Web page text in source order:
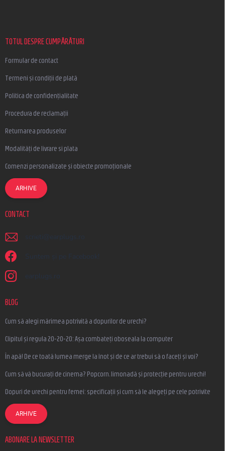
TOTUL DESPRE CUMPĂRĂTURI
Formular de contact
Termeni și condiții de plată
Politica de confidențialitate
Procedura de reclamații
Returnarea produselor
Modalități de livrare si plata
Comenzi personalizate și obiecte promoționale
ARHIVE
CONTACT
scrieti @ earplugs.ro
Suntem și pe Facebook!
earplugs.ro
BLOG
Cum să alegi mărimea potrivită a dopurilor de urechi?
Clipitul și regula 20-20-20: Așa combateți oboseala la computer
În apă! De ce toată lumea merge la înot și de ce ar trebui să o faceți și voi?
Cum să vă bucurați de cinema? Popcorn, limonadă și protecție pentru urechi!
Dopuri de urechi pentru femei: specificații și cum să le alegeți pe cele potrivite
ARHIVE
ABONARE LA NEWSLETTER